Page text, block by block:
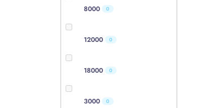
8000 0
12000 0
18000 0
3000 0